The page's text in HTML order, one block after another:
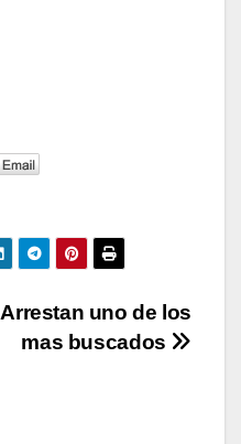
Arrestan uno de los
mas buscados